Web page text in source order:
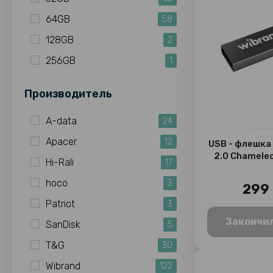
64GB 58
128GB 2
256GB 1
Производитель
A-data 24
Apacer 12
Hi-Rali 17
hoco 3
Patriot 3
SanDisk 5
T&G 30
Wibrand 122
USB - флешка
2.0
299